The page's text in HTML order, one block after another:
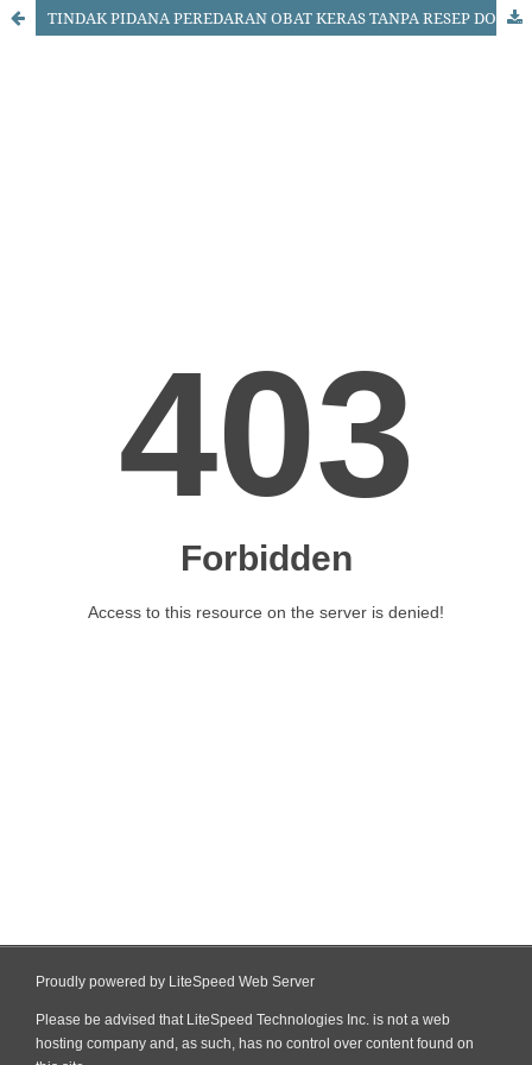
TINDAK PIDANA PEREDARAN OBAT KERAS TANPA RESEP DOKTER